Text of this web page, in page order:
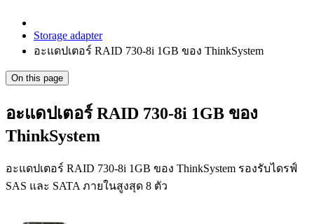
Storage adapter
อะแดปเตอร์ RAID 730-8i 1GB ของ ThinkSystem
On this page
อะแดปเตอร์ RAID 730-8i 1GB ของ
ThinkSystem
อะแดปเตอร์ RAID 730-8i 1GB ของ ThinkSystem รองรับไดรฟ์
SAS และ SATA ภายในสูงสุด 8 ตัว